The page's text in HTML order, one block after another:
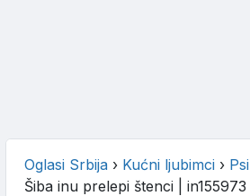
Oglasi Srbija › Kućni ljubimci › Psi
Šiba inu prelepi štenci | in155973